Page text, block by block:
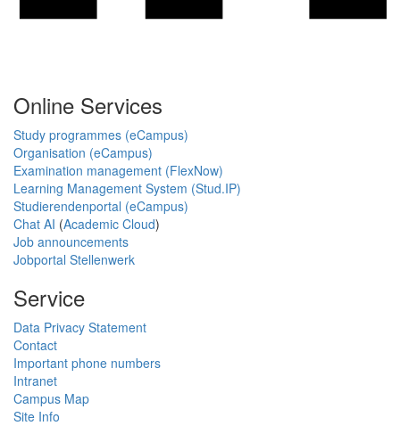
Online Services
Study programmes (eCampus)
Organisation (eCampus)
Examination management (FlexNow)
Learning Management System (Stud.IP)
Studierendenportal (eCampus)
Chat AI (Academic Cloud)
Job announcements
Jobportal Stellenwerk
Service
Data Privacy Statement
Contact
Important phone numbers
Intranet
Campus Map
Site Info